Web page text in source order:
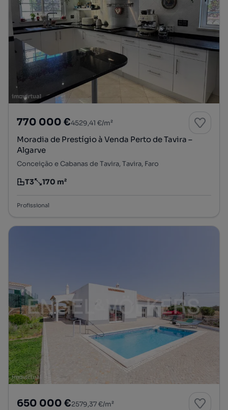
770 000 €4529,41 €/m²
Moradia de Prestígio à Venda Perto de Tavira –
Algarve
Conceição e Cabanas de Tavira, Tavira, Faro
Tipologia
T3
Preço por metro quadrado
170 m²
Profissional
650 000 €2579,37 €/m²